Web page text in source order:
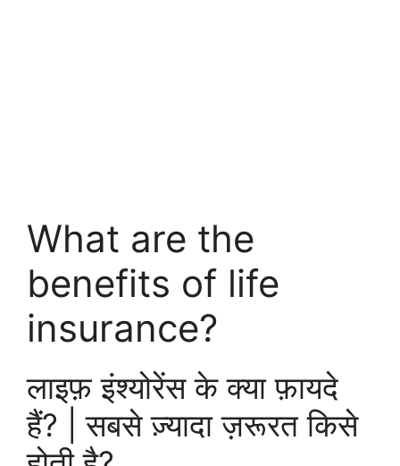
What are the
benefits of life
insurance?
लाइफ़ इंश्योरेंस के क्या फ़ायदे
हैं? | सबसे ज़्यादा ज़रूरत किसे